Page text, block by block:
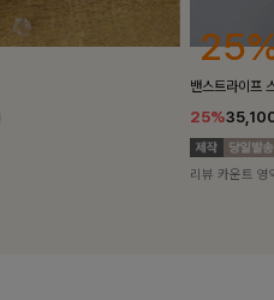
10%
[5천장돌파/
10%
리뷰 카운트 영